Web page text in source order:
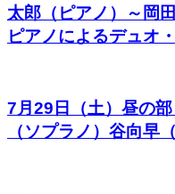
太郎（ピアノ）～岡
ピアノによるデュオ
7月29日（土）昼の
（ソプラノ）谷向早